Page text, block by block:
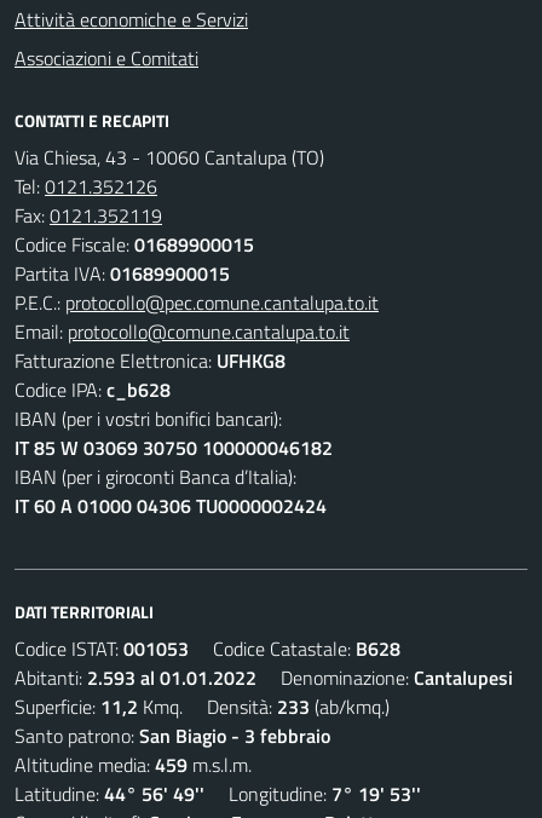
Attività economiche e Servizi
Associazioni e Comitati
CONTATTI E RECAPITI
Via Chiesa, 43 - 10060 Cantalupa (TO)
Tel:0121.352126
Fax:0121.352119
Codice Fiscale:01689900015
Partita IVA:01689900015
P.E.C.: protocollo@pec.comune.cantalupa.to.it
Email: protocollo@comune.cantalupa.to.it
Fatturazione Elettronica: UFHKG8
Codice IPA:c_b628
IBAN (per i vostri bonifici bancari):
IT 85 W 03069 30750 100000046182
IBAN (per i giroconti Banca d’Italia):
IT 60 A 01000 04306 TU0000002424
DATI TERRITORIALI
Codice ISTAT:001053 Codice Catastale: B628
Abitanti: 2.593 al 01.01.2022 Denominazione:Cantalupesi
Superficie: 11,2 Kmq. Densità: 233 (ab/kmq.)
Santo patrono:San Biagio - 3 febbraio
Altitudine media:459 m.s.l.m.
Latitudine:44° 56' 49'' Longitudine: 7° 19' 53''